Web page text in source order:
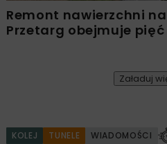
Remont nawierzchni
Przetarg obejmuje pięć
Załaduj
KOLEJ TUNELE WIADOMOŚCI